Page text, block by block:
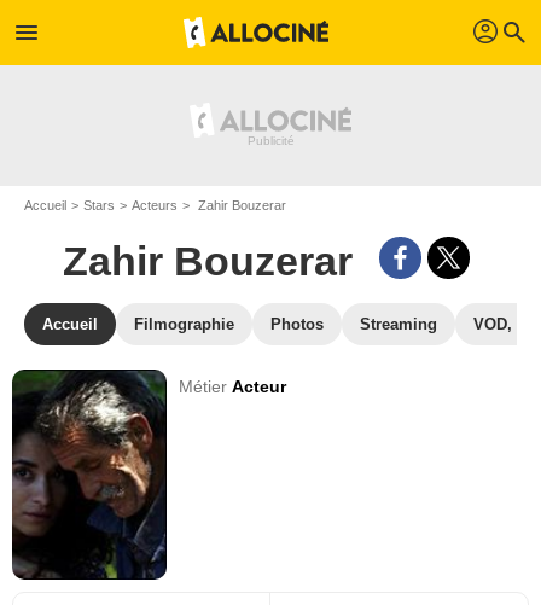
menu profil search
Accueil Stars Acteurs Zahir Bouzerar
Zahir Bouzerar
Accueil Filmographie Photos Streaming VOD,
MétierActeur